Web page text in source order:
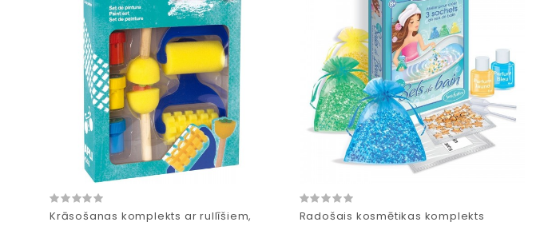
Krāsošanas komplekts ar rullīšiem,
Radošais kosmētikas komplekts